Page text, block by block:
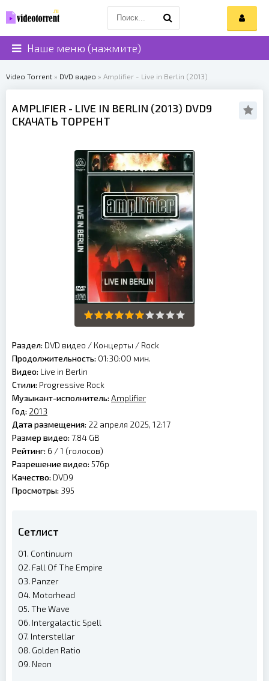
Наше меню (нажмите)
Video Torrent » DVD видео » Amplifier - Live in Berlin (2013)
AMPLIFIER - LIVE IN BERLIN (2013) DVD9
СКАЧАТЬ ТОРРЕНТ
Раздел: DVD видео / Концерты / Rock
Продолжительность: 01:30:00 мин.
Видео: Live in Berlin
Стили: Progressive Rock
Музыкант-исполнитель: Amplifier
Год: 2013
Дата размещения: 22 апреля 2025, 12:17
Размер видео: 7.84 GB
Рейтинг: 6 /1 (голосов)
Разрешение видео: 576p
Качество: DVD9
Просмотры: 395
Сетлист
01. Continuum
02. Fall Of The Empire
03. Panzer
04. Motorhead
05. The Wave
06. Intergalactic Spell
07. Interstellar
08. Golden Ratio
09. Neon